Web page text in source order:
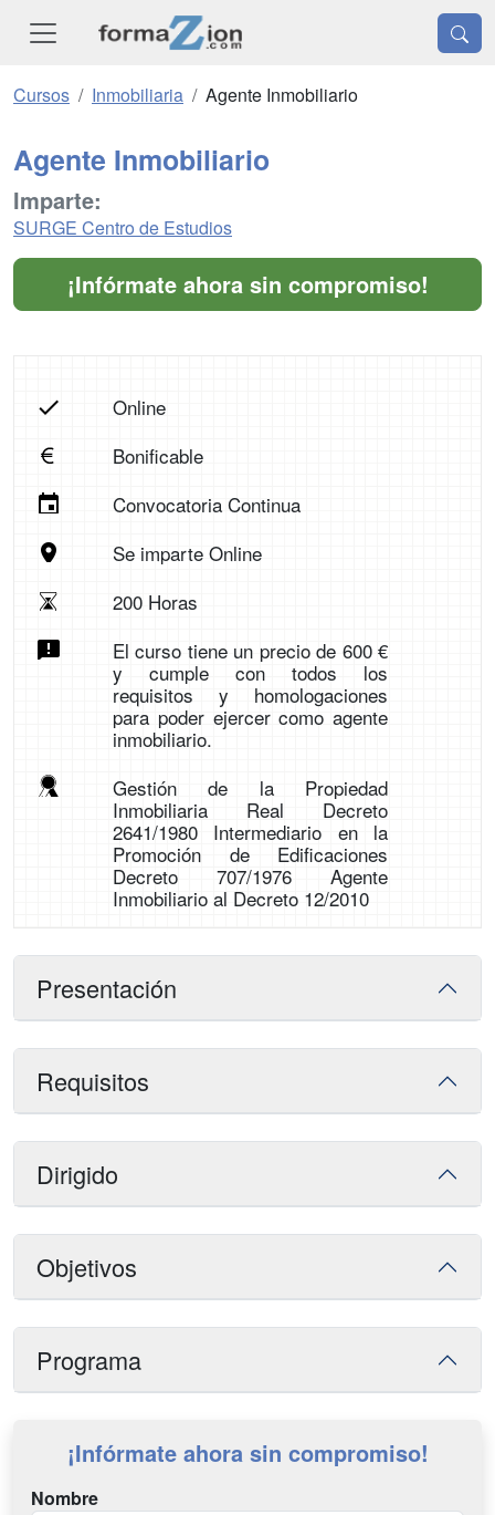
Cursos Inmobiliaria Agente Inmobiliario
Agente Inmobiliario
Imparte:
SURGE Centro de Estudios
¡Infórmate ahora sin compromiso!
Online
Bonificable
Convocatoria Continua
Se imparte Online
200 Horas
El curso tiene un precio de 600 €
y cumple con todos los
requisitos y homologaciones
para poder ejercer como agente
inmobiliario.
Gestión de la Propiedad
Inmobiliaria Real Decreto
2641/1980 Intermediario en la
Promoción de Edificaciones
Decreto 707/1976 Agente
Inmobiliario al Decreto 12/2010
Presentación
Requisitos
Dirigido
Objetivos
Programa
¡Infórmate ahora sin compromiso!
Nombre